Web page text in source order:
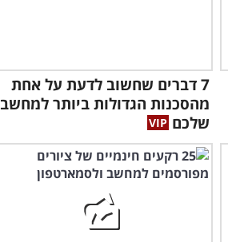
7 דברים שחשוב לדעת על אחת
מהסכנות הגדולות ביותר למחשב
שלכם